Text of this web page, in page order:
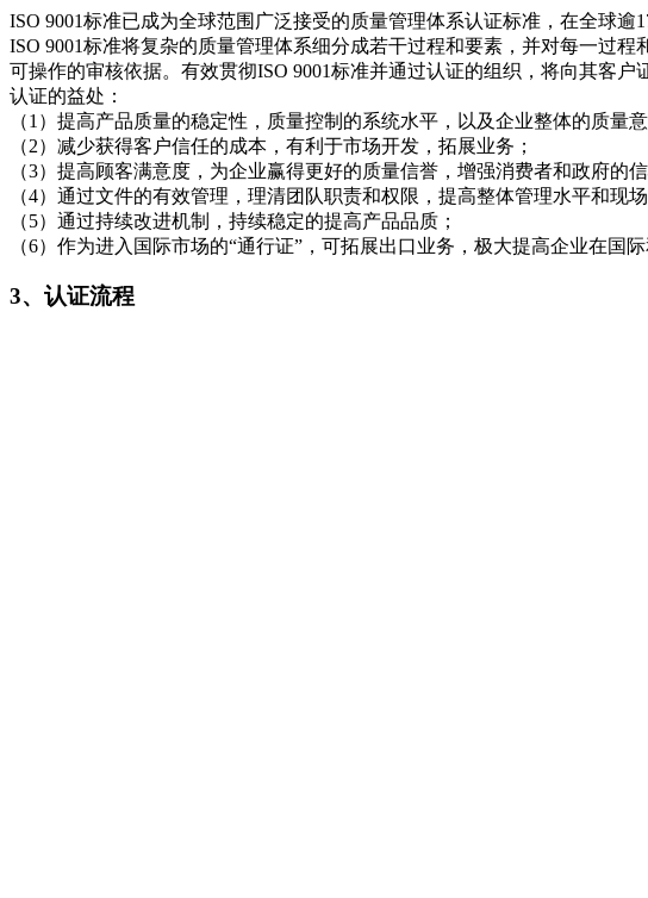
ISO 9001标准已成为全球范围广泛接受的质量管理体系认证标准，在全球逾
ISO 9001标准将复杂的质量管理体系细分成若干过程和要素，并对每一过
可操作的审核依据。有效贯彻ISO 9001标准并通过认证的组织，将向其客
认证的益处：
（1）提高产品质量的稳定性，质量控制的系统水平，以及企业整体的质量
（2）减少获得客户信任的成本，有利于市场开发，拓展业务；
（3）提高顾客满意度，为企业赢得更好的质量信誉，增强消费者和政府的信
（4）通过文件的有效管理，理清团队职责和权限，提高整体管理水平和现场
（5）通过持续改进机制，持续稳定的提高产品品质；
（6）作为进入国际市场的“通行证”，可拓展出口业务，极大提高企业在国际
3、认证流程